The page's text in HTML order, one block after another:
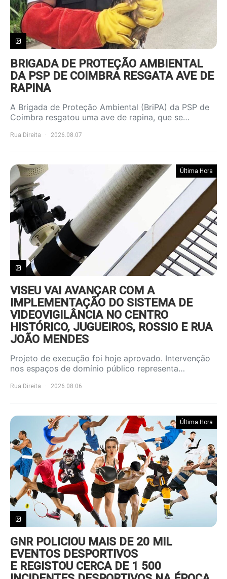
BRIGADA DE PROTEÇÃO AMBIENTAL
DA PSP DE COIMBRA RESGATA AVE DE
RAPINA
A Brigada de Proteção Ambiental (BriPA) da PSP de
Coimbra resgatou uma ave de rapina, que se…
Rua Direita 2026.08.07
Última Hora
VISEU VAI AVANÇAR COM A
IMPLEMENTAÇÃO DO SISTEMA DE
VIDEOVIGILÂNCIA NO CENTRO
HISTÓRICO, JUGUEIROS, ROSSIO E RUA
JOÃO MENDES
Projeto de execução foi hoje aprovado. Intervenção
nos espaços de domínio público representa…
Rua Direita 2026.08.06
Última Hora
GNR POLICIOU MAIS DE 20 MIL
EVENTOS DESPORTIVOS
E REGISTOU CERCA DE 1 500